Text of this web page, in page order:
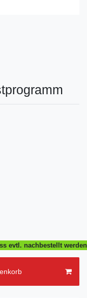
evtl. nachbestellt werden